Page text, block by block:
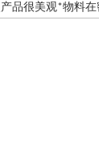
品很美观*物料